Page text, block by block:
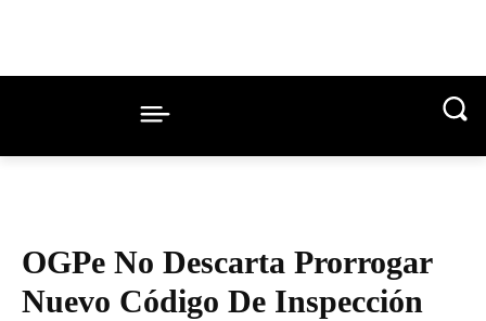
OGPe No Descarta Prorrogar
Nuevo Código De Inspección